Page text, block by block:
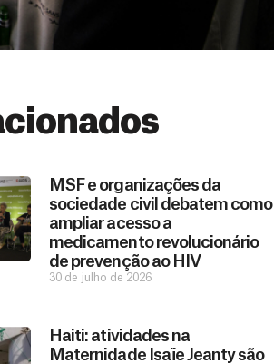
MSF e organizações da
sociedade civil debatem como
ampliar acesso a
medicamento revolucionário
de prevenção ao HIV
30 de julho de 2026
Haiti: atividades na
Maternidade Isaïe Jeanty são